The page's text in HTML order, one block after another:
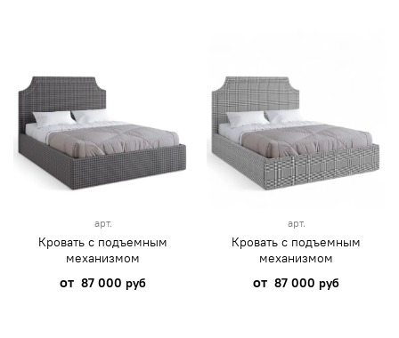
арт.
Кровать с подъемным
механизмом
от 87 000 руб
арт.
Кровать с подъемным
механизмом
от 87 000 руб